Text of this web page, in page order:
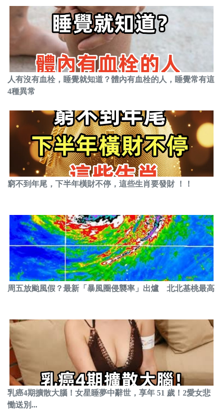
人有沒有血栓，睡覺就知道？體內有血栓的人，睡覺常有這
4種異常
窮不到年尾，下半年橫財不停，這些生肖要發財 ！！
周五放颱風假？最新「暴風圈侵襲率」出爐 北北基桃最高
乳癌4期擴散大腦！女星睡夢中辭世，享年 51 歲！2愛女悲
慟送別...